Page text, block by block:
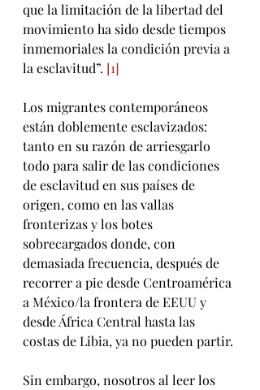
que la limitación de la libertad del
movimiento ha sido desde tiempos
inmemoriales la condición previa a
la esclavitud”. [1]
Los migrantes contemporáneos
están doblemente esclavizados:
tanto en su razón de arriesgarlo
todo para salir de las condiciones
de esclavitud en sus países de
origen, como en las vallas
fronterizas y los botes
sobrecargados donde, con
demasiada frecuencia, después de
recorrer a pie desde Centroamérica
a México/la frontera de EEUU y
desde África Central hasta las
costas de Libia, ya no pueden partir.
Sin embargo, nosotros al leer los